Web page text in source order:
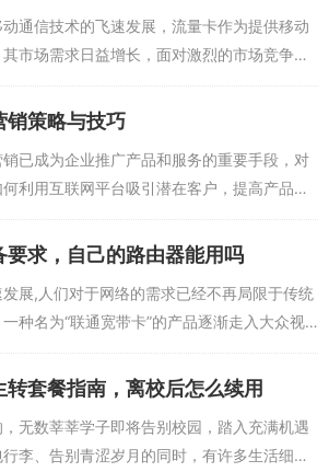
卡独立的规则，避免产生售后纠纷，你可以
以办理一张包含几百G超大流量的联通流量卡
或主手机中,供其他设备连接使用。
卡推广
切入点，你可以告诉用户：“既然流量不
的解答和合理的建议，不仅展现了你作为
效提升单客的办卡数量。
理和分销模式会有哪些创新？
加智能化和数字化，eSIM（嵌入式SIM卡）技
多设备共享同一个流量池变得更加容易，用
地将总流量分配给手机、平板、甚至智能手
通信技术的飞速发展，流量卡作为提供移动
市场需求日益增长，面对激烈的市场竞争，
传播策略显得尤为重要，本文将探讨在数字
...
销策略与技巧
已成为企业推广产品和服务的重要手段，对
利用互联网平台吸引潜在客户，提高产品知
个值得探讨的话题，本文将从流量卡的特
台...
要求，自己的路由器能用吗
展,人们对于网络的需求已经不再局限于传统
种名为“联通宽带卡”的产品逐渐走入大众视
种大流量的数据SIM卡，通过将其插入特定
套餐指南，离校后怎么续用
无数莘莘学子即将告别校园，踏入充满机遇
李、告别青涩岁月的同时，有许多生活细节